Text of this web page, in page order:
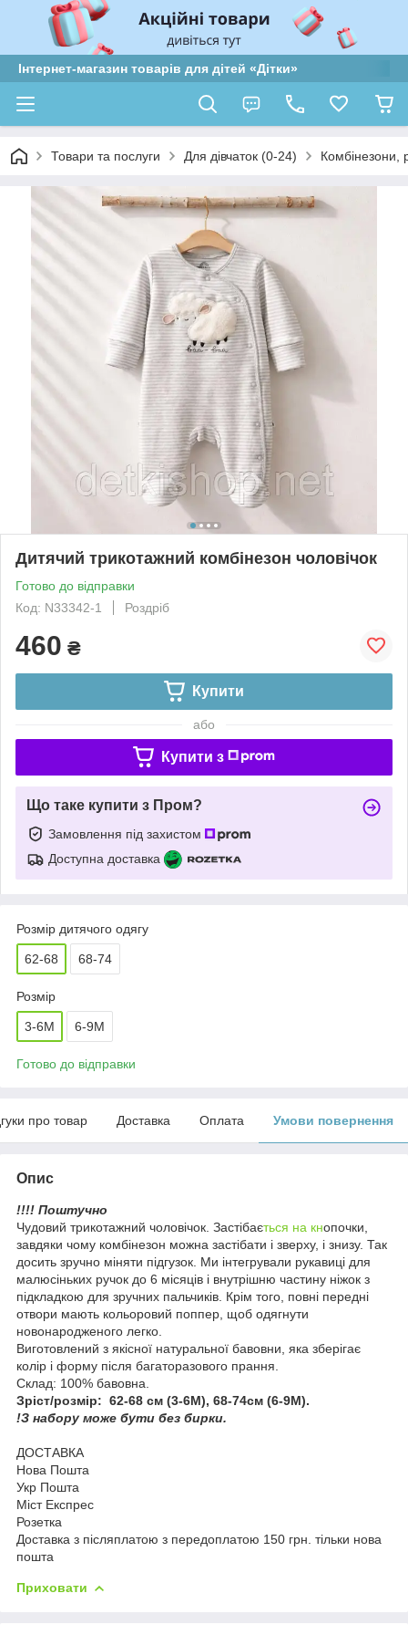
Інтернет-магазин товарів для дітей «Дітки»
Товари та послуги Для дівчаток (0-24) Комбінезони,
Дитячий трикотажний комбінезон чоловічок
Готово до відправки
Код: N33342-1
Роздріб
460 ₴
Купити
або
Купити з
Що таке купити з Пром?
Замовлення під захистом
Доступна доставка
Розмір дитячого одягу
62-68 68-74
Розмір
3-6М 6-9M
Готово до відправки
про товар Доставка Оплата Умови повернення
Опис
!!!! Поштучно
Чудовий трикотажний чоловічок. Застібається на кнопочки,
завдяки чому комбінезон можна застібати і зверху, і знизу. Так
досить зручно міняти підгузок. Ми інтегрували рукавиці для
малюсіньких ручок до 6 місяців і внутрішню частину ніжок з
підкладкою для зручних пальчиків. Крім того, повні передні
отвори мають кольоровий поппер, щоб одягнути
новонародженого легко.
Виготовлений з якісної натуральної бавовни, яка зберігає
колір і форму після багаторазового прання.
Склад: 100% бавовна.
Зріст/розмір: 62-68 см (3-6M), 68-74см (6-9M).
!З набору може бути без бирки.
ДОСТАВКА
Нова Пошта
Укр Пошта
Міст Експрес
Розетка
Доставка з післяплатою з передоплатою 150 грн. тільки нова
пошта
Приховати